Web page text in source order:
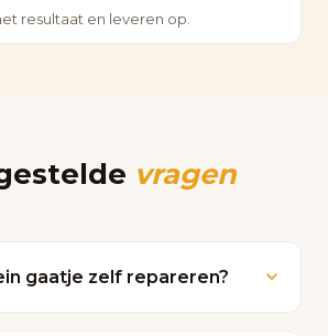
resultaat en leveren op.
vragen
gaatje zelf repareren?